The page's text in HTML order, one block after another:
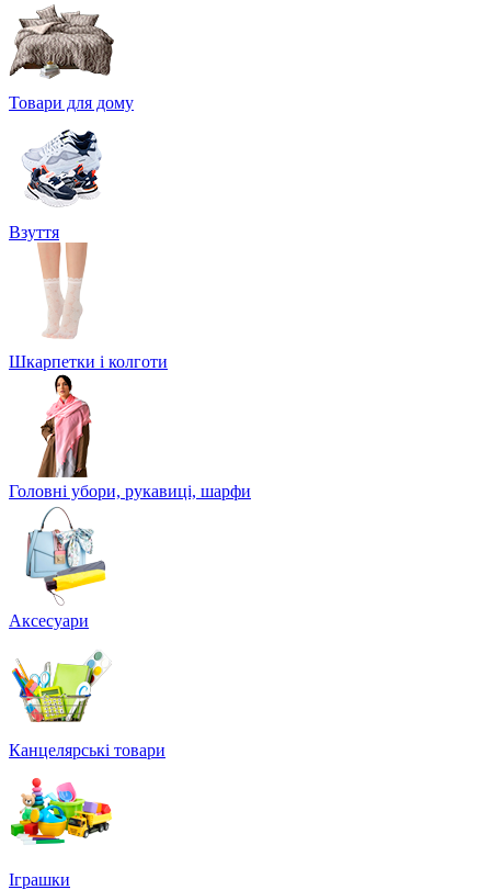
Товари для дому
Взуття
Шкарпетки і колготи
Головні убори, рукавиці, шарфи
Аксесуари
Канцелярські товари
Іграшки